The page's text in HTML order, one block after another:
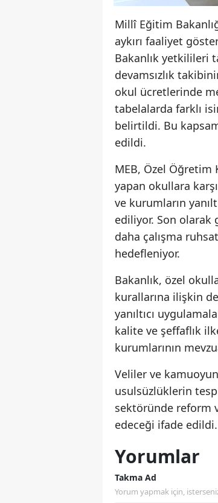
Millî Eğitim
aykırı faaliyet
Bakanlık yetkilileri
devamsızlık
okul ücretlerinde
tabelalarda farklı
belirtildi. Bu
edildi.
MEB, Özel
yapan okullara
ve kurumların
ediliyor. Son
daha çalışma
hedefleniyor.
Bakanlık, özel
kurallarına ilişkin
yanıltıcı
kalite ve şeffaflık
kurumlarının
Veliler ve
usulsüzlüklerin
sektöründe reform
edeceği ifade edildi.
Yorumlar
Takma Ad
Yorum yapmak için,